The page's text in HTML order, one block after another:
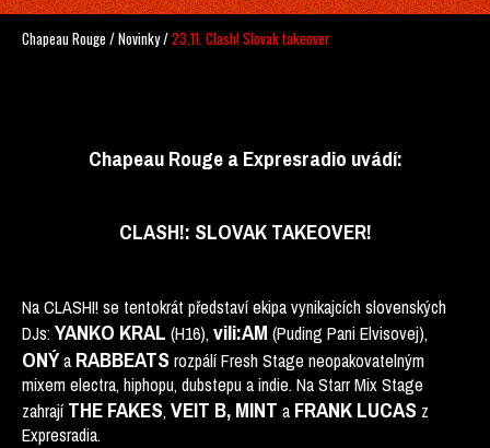
Chapeau Rouge /Novinky/23.11. Clash! Slovak takeover
Chapeau Rouge a Expresradio uvádí:
CLASH!: SLOVAK TAKEOVER!
Na CLASHI! se tentokrát představí ekipa vynikajcích slovenských
DJs:YANKO KRAL (H16), vili:AM (Puding Pani Elvisovej),
ONÝa RABBEATS rozpálí Fresh Stage neopakovatelným
mixem electra, hiphopu, dubstepu a indie. Na Starr Mix Stage
zahrají THE FAKES, VEIT B,MINT a FRANK LUCAS z
Expresradia.